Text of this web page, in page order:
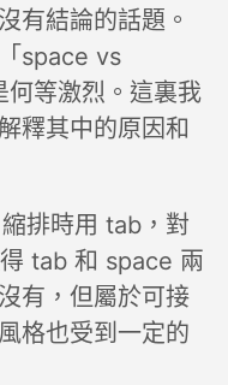
有結論的話題。
space vs
等激烈。這裏我
釋其中的原因和
排時用 tab，對
tab 和 space 兩
有，但屬於可接
格也受到一定的